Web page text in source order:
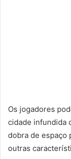
Os jogadores
cidade infundida
dobra de espaço
outras